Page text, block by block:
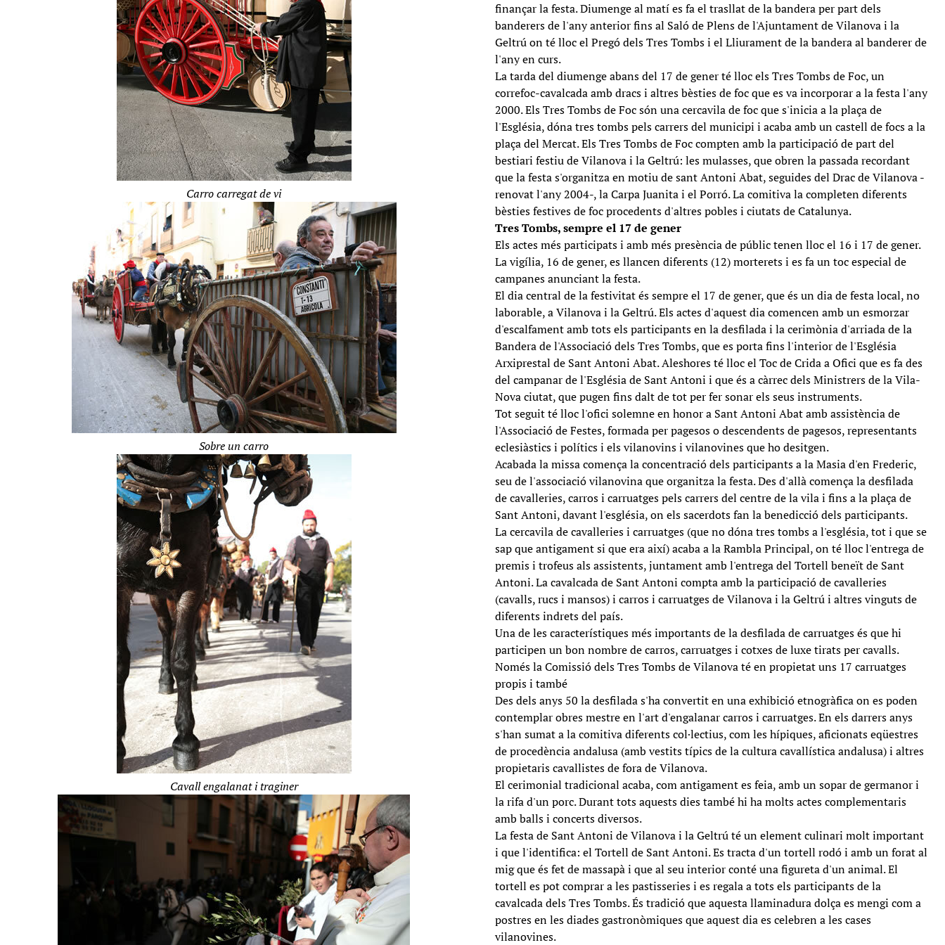
finançar la festa. Diumenge al matí es fa el trasllat de la bandera per part dels
banderers de l'any anterior fins al Saló de Plens de l'Ajuntament de Vilanova i la
Geltrú on té lloc el Pregó dels Tres Tombs i el Lliurament de la bandera al banderer de
l'any en curs.
La tarda del diumenge abans del 17 de gener té lloc els Tres Tombs de Foc, un
correfoc-cavalcada amb dracs i altres bèsties de foc que es va incorporar a la festa l'any
2000. Els Tres Tombs de Foc són una cercavila de foc que s'inicia a la plaça de
l'Església, dóna tres tombs pels carrers del municipi i acaba amb un castell de focs a la
plaça del Mercat. Els Tres Tombs de Foc compten amb la participació de part del
bestiari festiu de Vilanova i la Geltrú: les mulasses, que obren la passada recordant
que la festa s'organitza en motiu de sant Antoni Abat, seguides del Drac de Vilanova -
renovat l'any 2004-, la Carpa Juanita i el Porró. La comitiva la completen diferents
bèsties festives de foc procedents d'altres pobles i ciutats de Catalunya.
Tres Tombs, sempre el 17 de gener
Els actes més participats i amb més presència de públic tenen lloc el 16 i 17 de gener.
La vigília, 16 de gener, es llancen diferents (12) morterets i es fa un toc especial de
campanes anunciant la festa.
El dia central de la festivitat és sempre el 17 de gener, que és un dia de festa local, no
laborable, a Vilanova i la Geltrú. Els actes d'aquest dia comencen amb un esmorzar
d'escalfament amb tots els participants en la desfilada i la cerimònia d'arriada de la
Bandera de l'Associació dels Tres Tombs, que es porta fins l'interior de l'Església
Arxiprestal de Sant Antoni Abat. Aleshores té lloc el Toc de Crida a Ofici que es fa des
del campanar de l'Església de Sant Antoni i que és a càrrec dels Ministrers de la Vila-
Nova ciutat, que pugen fins dalt de tot per fer sonar els seus instruments.
Tot seguit té lloc l'ofici solemne en honor a Sant Antoni Abat amb assistència de
l'Associació de Festes, formada per pagesos o descendents de pagesos, representants
eclesiàstics i polítics i els vilanovins i vilanovines que ho desitgen.
Acabada la missa comença la concentració dels participants a la Masia d'en Frederic,
seu de l'associació vilanovina que organitza la festa. Des d'allà comença la desfilada
de cavalleries, carros i carruatges pels carrers del centre de la vila i fins a la plaça de
Sant Antoni, davant l'església, on els sacerdots fan la benedicció dels participants.
La cercavila de cavalleries i carruatges (que no dóna tres tombs a l'església, tot i que se
sap que antigament si que era així) acaba a la Rambla Principal, on té lloc l'entrega de
premis i trofeus als assistents, juntament amb l'entrega del Tortell beneït de Sant
Antoni. La cavalcada de Sant Antoni compta amb la participació de cavalleries
(cavalls, rucs i mansos) i carros i carruatges de Vilanova i la Geltrú i altres vinguts de
diferents indrets del país.
Una de les característiques més importants de la desfilada de carruatges és que hi
participen un bon nombre de carros, carruatges i cotxes de luxe tirats per cavalls.
Només la Comissió dels Tres Tombs de Vilanova té en propietat uns 17 carruatges
propis i també
Des dels anys 50 la desfilada s'ha convertit en una exhibició etnogràfica on es poden
contemplar obres mestre en l'art d'engalanar carros i carruatges. En els darrers anys
s'han sumat a la comitiva diferents col·lectius, com les hípiques, aficionats eqüestres
de procedència andalusa (amb vestits típics de la cultura cavallística andalusa) i altres
propietaris cavallistes de fora de Vilanova.
El cerimonial tradicional acaba, com antigament es feia, amb un sopar de germanor i
la rifa d'un porc. Durant tots aquests dies també hi ha molts actes complementaris
amb balls i concerts diversos.
La festa de Sant Antoni de Vilanova i la Geltrú té un element culinari molt important
i que l'identifica: el Tortell de Sant Antoni. Es tracta d'un tortell rodó i amb un forat al
mig que és fet de massapà i que al seu interior conté una figureta d'un animal. El
tortell es pot comprar a les pastisseries i es regala a tots els participants de la
cavalcada dels Tres Tombs. És tradició que aquesta llaminadura dolça es mengi com a
postres en les diades gastronòmiques que aquest dia es celebren a les cases
vilanovines.
Carro carregat de vi
Sobre un carro
Cavall engalanat i traginer